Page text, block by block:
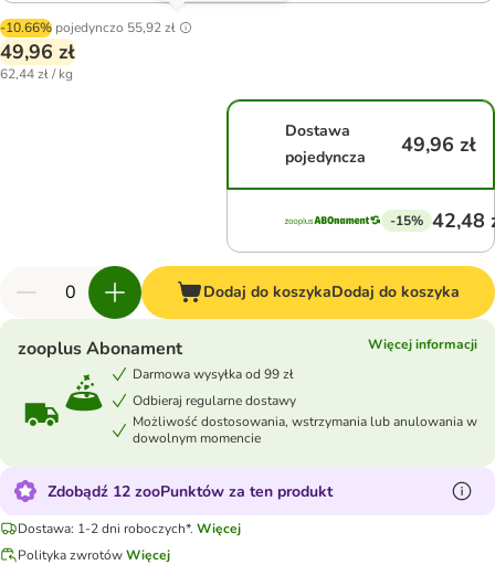
-10.66% pojedynczo 55,92 zł
49,96 zł
62,44 zł / kg
Dostawa
pojedyncza
49,96 zł
-15% 42,48
Dodaj do koszykaDodaj do koszyka
zooplus Abonament
Więcej informacji
Darmowa wysyłka od 99 zł
Odbieraj regularne dostawy
Możliwość dostosowania, wstrzymania lub anulowania w
dowolnym momencie
Zdobądź 12 zooPunktów za ten produkt
Dostawa: 1-2 dni roboczych*. Więcej
Polityka zwrotówWięcej